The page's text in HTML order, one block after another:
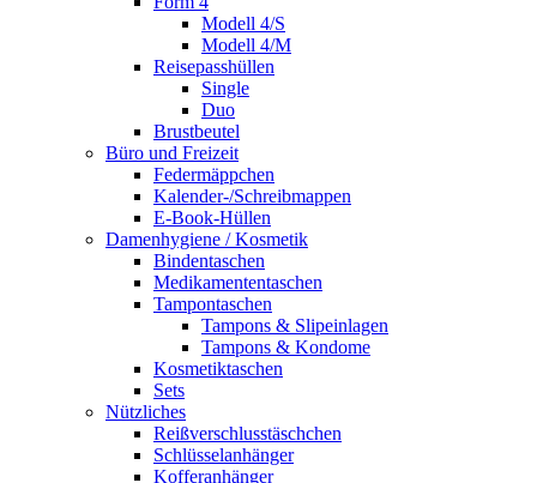
Modell 4/S
Modell 4/M
Reisepasshüllen
Single
Duo
Brustbeutel
Büro und Freizeit
Federmäppchen
Kalender-/Schreibmappen
E-Book-Hüllen
Damenhygiene / Kosmetik
Bindentaschen
Medikamententaschen
Tampontaschen
Tampons & Slipeinlagen
Tampons & Kondome
Kosmetiktaschen
Sets
Nützliches
Reißverschlusstäschchen
Schlüsselanhänger
Kofferanhänger